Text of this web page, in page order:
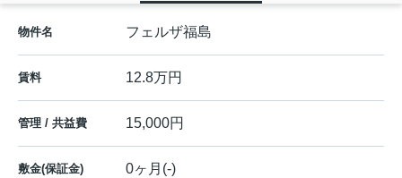
物件名 フェルザ福島
賃料 12.8万円
管理 / 共益費 15,000円
敷金(保証金) 0ヶ月(-)